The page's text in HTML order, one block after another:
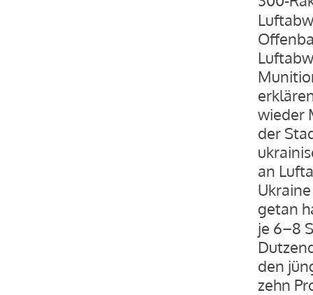
wieder
der
an
getan
je 6–8
den
zehn